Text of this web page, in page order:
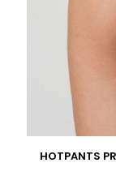
HOTPANTS